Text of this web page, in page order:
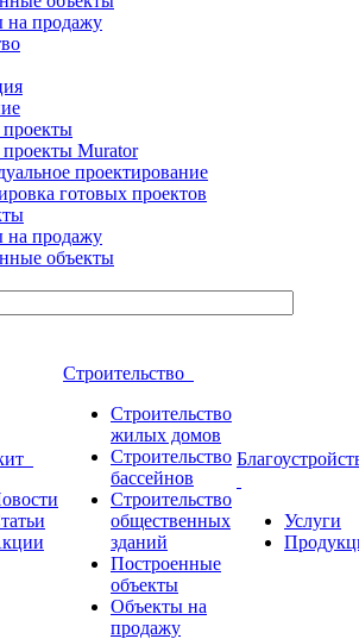
на продажу
Murator
проектирование
готовых проектов
на продажу
объекты
Строительство
Строительство
жилых домов
Строительство
бассейнов
Строительство
общественных
зданий
Построенные
объекты
Объекты на
продажу
Услуги